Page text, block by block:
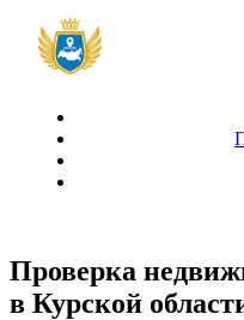
Проверка
в Курской